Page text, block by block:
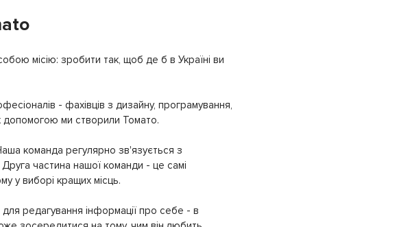
місію: зробити так, щоб де б в Україні ви
- фахівців з дизайну, програмування,
допомогою ми створили Томато.
команда регулярно зв'язується з
частина нашої команди - це самі
у виборі кращих місць.
редагування інформації про себе - в